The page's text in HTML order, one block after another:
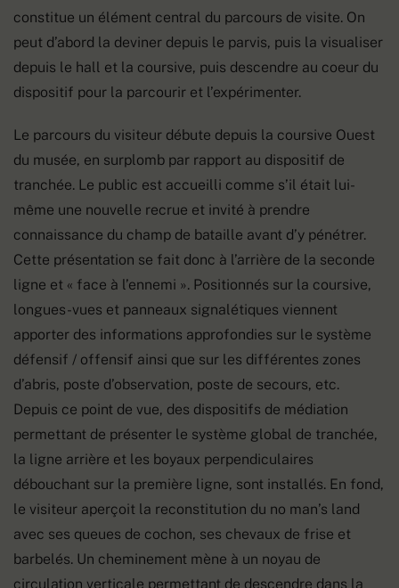
constitue un élément central du parcours de visite. On
peut d’abord la deviner depuis le parvis, puis la visualiser
depuis le hall et la coursive, puis descendre au coeur du
dispositif pour la parcourir et l’expérimenter.
Le parcours du visiteur débute depuis la coursive Ouest
du musée, en surplomb par rapport au dispositif de
tranchée. Le public est accueilli comme s’il était lui-
même une nouvelle recrue et invité à prendre
connaissance du champ de bataille avant d’y pénétrer.
Cette présentation se fait donc à l’arrière de la seconde
ligne et « face à l’ennemi ». Positionnés sur la coursive,
longues-vues et panneaux signalétiques viennent
apporter des informations approfondies sur le système
défensif / offensif ainsi que sur les différentes zones
d’abris, poste d’observation, poste de secours, etc.
Depuis ce point de vue, des dispositifs de médiation
permettant de présenter le système global de tranchée,
la ligne arrière et les boyaux perpendiculaires
débouchant sur la première ligne, sont installés. En fond,
le visiteur aperçoit la reconstitution du no man’s land
avec ses queues de cochon, ses chevaux de frise et
barbelés. Un cheminement mène à un noyau de
circulation verticale permettant de descendre dans la